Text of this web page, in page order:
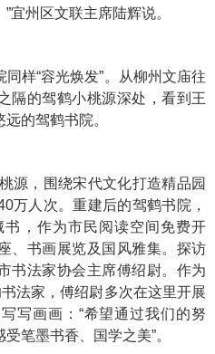
宜州区文联主席陆辉说。
样“容光焕发”。从柳州文庙往
隔的驾鹤小桃源深处，看到王
的驾鹤书院。
源，围绕宋代文化打造精品园
万人次。重建后的驾鹤书院，
，作为市民阅读空间免费开
、书画展览及国风雅集。探访
书法家协会主席傅绍尉。作为
法家，傅绍尉多次在这里开展
写画画：“希望通过我们的努
笔墨书香、国学之美”。